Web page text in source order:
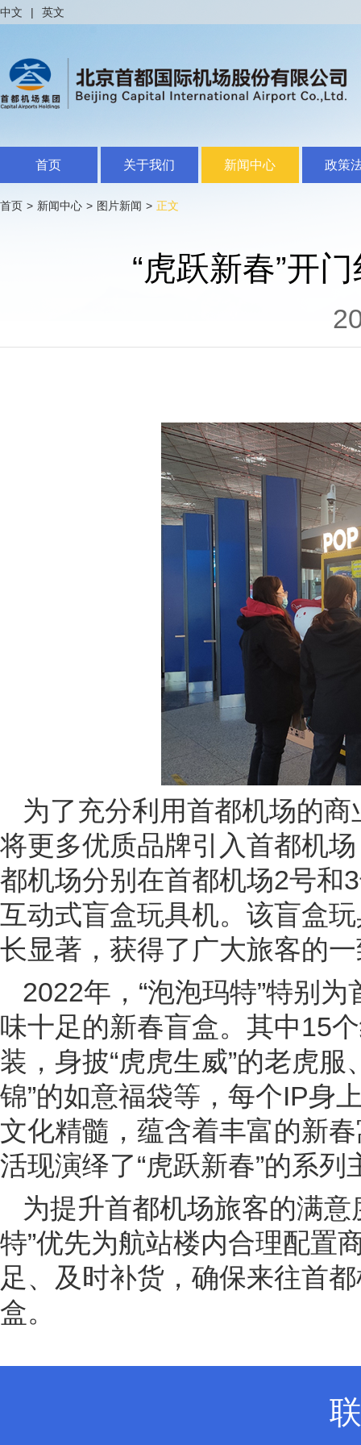
中文 | 英文
首页 关于我们 新闻中心 政策
首页 > 新闻中心 > 图片新闻 > 正文
“虎跃新春”开
为了充分利用首都机场的
将更多优质品牌引入首都机
都机场分别在首都机场2号和
互动式盲盒玩具机。该盲盒
长显著，获得了广大旅客的
2022年，“泡泡玛特”特别
味十足的新春盲盒。其中15
装，身披“虎虎生威”的老虎服
锦”的如意福袋等，每个IP身
文化精髓，蕴含着丰富的新
活现演绎了“虎跃新春”的系列
为提升首都机场旅客的满
特”优先为航站楼内合理配置
足、及时补货，确保来往首
盒。